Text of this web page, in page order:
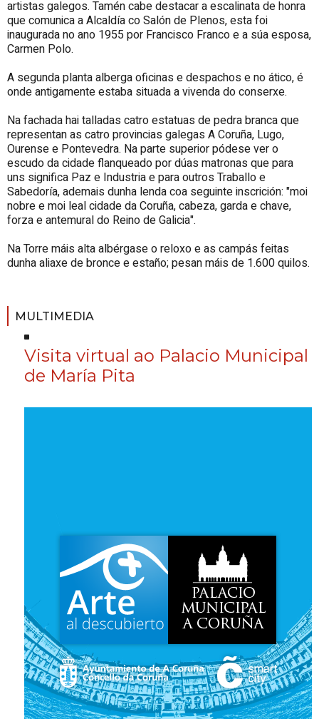
artistas galegos. Tamén cabe destacar a escalinata de honra
que comunica a Alcaldía co Salón de Plenos, esta foi
inaugurada no ano 1955 por Francisco Franco e a súa esposa,
Carmen Polo.
A segunda planta alberga oficinas e despachos e no ático, é
onde antigamente estaba situada a vivenda do conserxe.
Na fachada hai talladas catro estatuas de pedra branca que
representan as catro provincias galegas A Coruña, Lugo,
Ourense e Pontevedra. Na parte superior pódese ver o
escudo da cidade flanqueado por dúas matronas que para
uns significa Paz e Industria e para outros Traballo e
Sabedoría, ademais dunha lenda coa seguinte inscrición: "moi
nobre e moi leal cidade da Coruña, cabeza, garda e chave,
forza e antemural do Reino de Galicia".
Na Torre máis alta albérgase o reloxo e as campás feitas
dunha aliaxe de bronce e estaño; pesan máis de 1.600 quilos.
MULTIMEDIA
Visita virtual ao Palacio Municipal
de María Pita